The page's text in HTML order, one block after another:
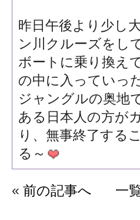
昨日午後より少し
ン川クルーズをし
ボートに乗り換え
の中に入っていっ
ジャングルの奥地
ある日本人の方が
り、無事終了する
る～
« 前の記事へ 一